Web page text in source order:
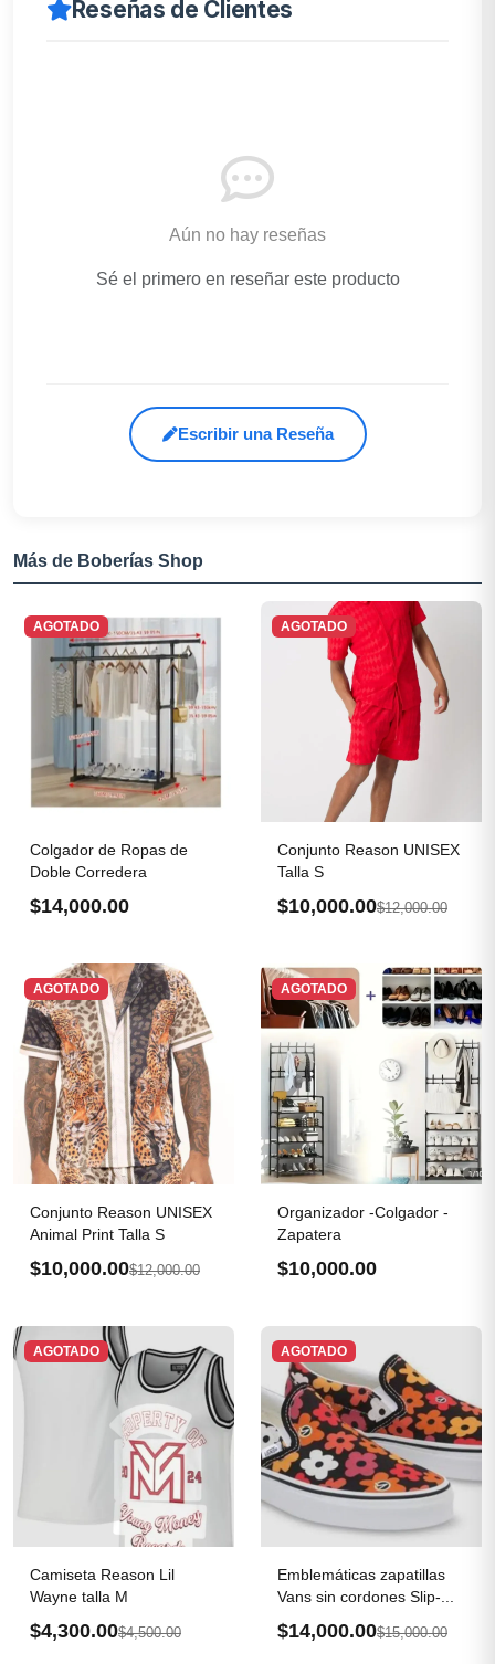
Reseñas de Clientes
Aún no hay reseñas
Sé el primero en reseñar este producto
Escribir una Reseña
Más de Boberías Shop
AGOTADO
Colgador de Ropas de
Doble Corredera
$14,000.00
AGOTADO
Conjunto Reason UNISEX
Talla S
$10,000.00$12,000.00
AGOTADO
Conjunto Reason UNISEX
Animal Print Talla S
$10,000.00$12,000.00
AGOTADO
Organizador -Colgador -
Zapatera
$10,000.00
AGOTADO
Camiseta Reason Lil
Wayne talla M
$4,300.00$4,500.00
AGOTADO
Emblemáticas zapatillas
Vans sin cordones Slip-...
$14,000.00$15,000.00